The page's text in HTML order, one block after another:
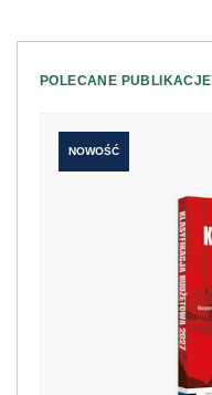
POLECANE PUBLIKACJE
NOWOŚĆ